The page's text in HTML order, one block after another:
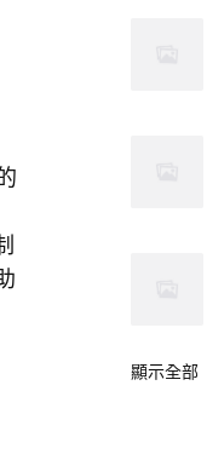
顯示全部